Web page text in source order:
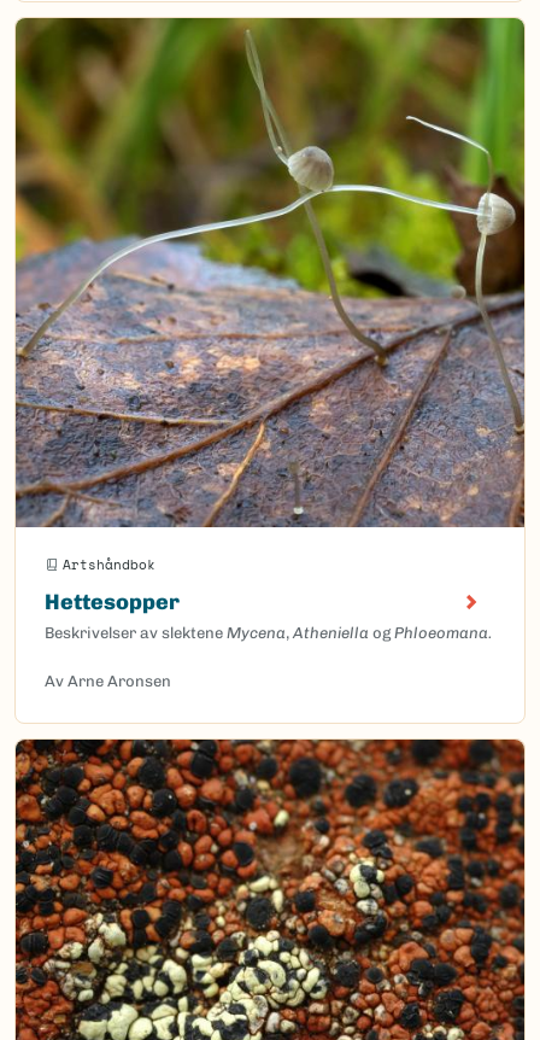
Artshåndbok
Hettesopper
Beskrivelser av slektene Mycena,Atheniella og Phloeomana.
Av Arne Aronsen